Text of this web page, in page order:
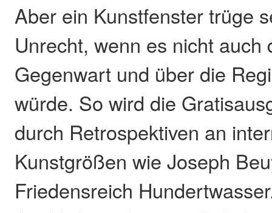
Aber ein Kunstfenster trüge
Unrecht, wenn es nicht auch
Gegenwart und über die
würde. So wird die
durch Retrospektiven an
Kunstgrößen wie Joseph
Friedensreich